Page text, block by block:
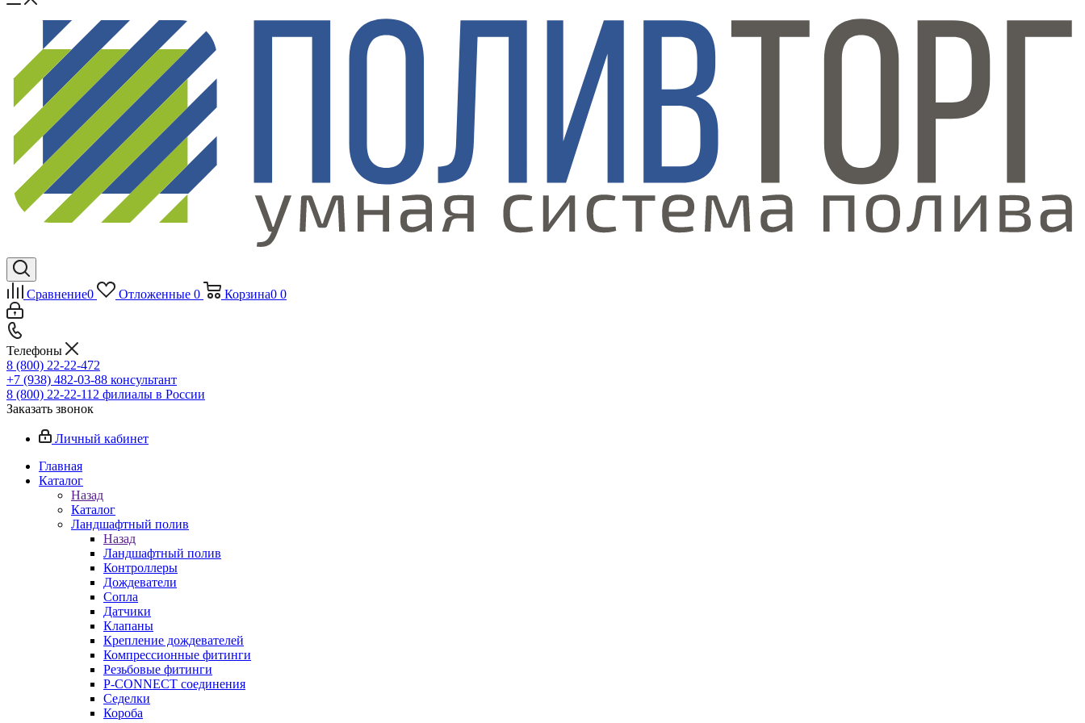
Сравнение0 Отложенные 0 Корзина0 0
Телефоны
8 (800) 22-22-472
+7 (938) 482-03-88 консультант
8 (800) 22-22-112 филиалы в России
Заказать звонок
Личный кабинет
Главная
Каталог
Назад
Каталог
Ландшафтный полив
Назад
Ландшафтный полив
Контроллеры
Дождеватели
Сопла
Датчики
Клапаны
Крепление дождевателей
Компрессионные фитинги
Резьбовые фитинги
P-CONNECT соединения
Седелки
Короба